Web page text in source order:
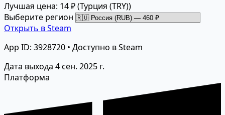
Лучшая цена: 14 ₽(Турция (TRY))
Выберите регион
Открыть в Steam
App ID: 3928720 • Доступно в Steam
Дата выхода 4 сен. 2025 г.
Платформа